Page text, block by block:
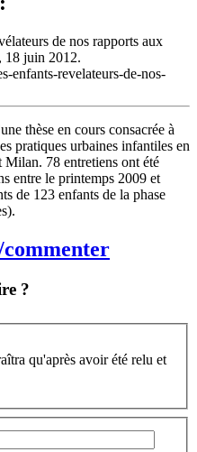
de nos rapports aux
, 18 juin 2012.
enfants-revelateurs-de-nos-
thèse en cours consacrée à
pratiques urbaines infantiles en
Milan. 78 entretiens ont été
entre le printemps 2009 et
de 123 enfants de la phase
?
qu'après avoir été relu et